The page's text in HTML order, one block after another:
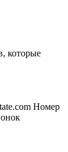
которые
Номер